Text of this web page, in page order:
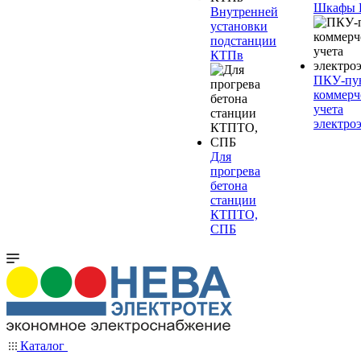
Внутренней
установки
подстанции
КТПв
Для
прогрева
бетона
станции
КТПТО,
СПБ
Шкафы
ПКУ-
учета
Каталог